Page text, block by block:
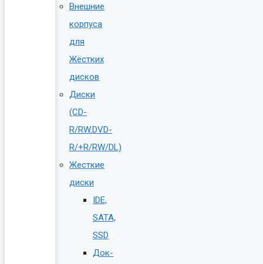
Внешние
корпуса
для
Жёстких
дисков
Диски
(CD-
R/RW.DVD-
R/+R/RW/DL)
Жесткие
диски
IDE,
SATA,
SSD
Док-